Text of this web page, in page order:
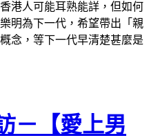
港人可能耳熟能詳，但如何
明為下一代，希望帶出「親
念，等下一代早清楚甚麼是
－【愛上男